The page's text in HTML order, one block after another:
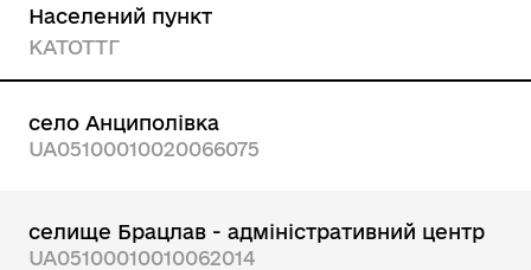
Населений пункт
КАТОТТГ
село Анциполівка
UA05100010020066075
селище Брацлав - адміністративний центр
UA05100010010062014